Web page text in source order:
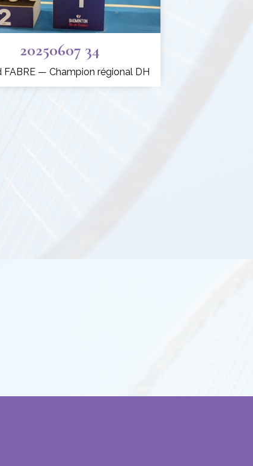
20250607 34
FABRE — Champion régional DH